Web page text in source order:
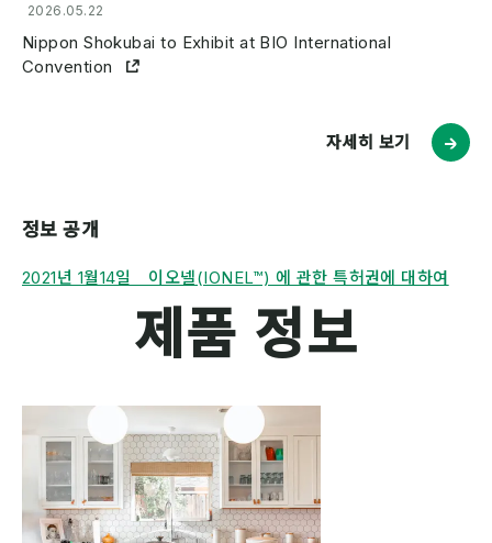
2026.05.22
Nippon Shokubai to Exhibit at BIO International
Convention
자세히 보기
정보 공개
2021년 1월14일 이오넬(IONEL™) 에 관한 특허권에 대하여
제품 정보